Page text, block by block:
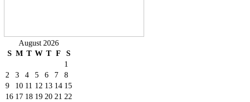
August 2026
S M T W T F
S
1
2
3 4 5 6 7
8
9
10 11 12 13 14 15
16 17 18 19 20 21 22